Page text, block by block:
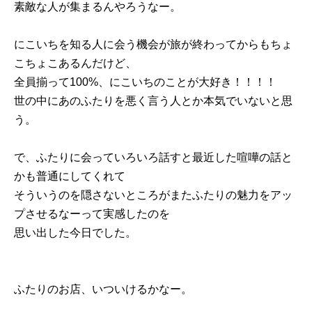
素敵な人が集まるんやろうなー。
にこいちを知る人に会う機会が旅が終わってからもちょ
こちょこあるんだけど、
全員揃って100%、にこいちのことが大好き！！！！
世の中にあのふたりを悪く言う人とか本気でいないと思
う。
で、ふたりに会っていろいろ話すと最近した喧嘩の話と
かも普通にしてくれて
そういうのを隠さないところがまたふたりの魅力をアッ
プさせるなーって実感したのを
思い出した今日でした。
ふたりのお店、いついけるかなー。